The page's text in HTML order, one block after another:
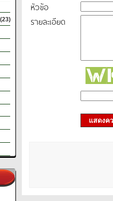
หัวข้อ
รายละเอียด
แสดงค